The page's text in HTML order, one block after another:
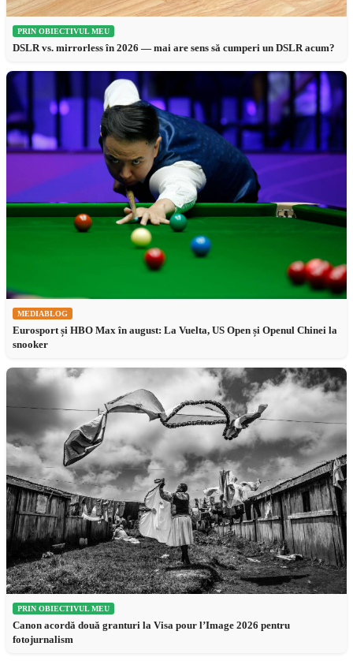
PRIN OBIECTIVUL MEU
DSLR vs. mirrorless în 2026 — mai are sens să cumperi un DSLR acum?
MEDIABLOG
Eurosport și HBO Max în august: La Vuelta, US Open și Openul Chinei la
snooker
PRIN OBIECTIVUL MEU
Canon acordă două granturi la Visa pour l’Image 2026 pentru
fotojurnalism